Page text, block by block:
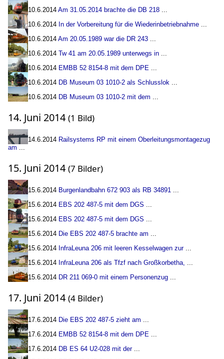
10.6.2014 Am 31.05.2014 brachte die DB 218 ...
10.6.2014 In der Vorbereitung für die Wiederinbetriebnahme ...
10.6.2014 Am 20.05.1989 war die DR 243 ...
10.6.2014 Tw 41 am 20.05.1989 unterwegs in ...
10.6.2014 EMBB 52 8154-8 mit dem DPE ...
10.6.2014 DB Museum 03 1010-2 als Schlusslok ...
10.6.2014 DB Museum 03 1010-2 mit dem ...
14. Juni 2014 (1 Bild)
14.6.2014 Railsystems RP mit einem Oberleitungsmontagezug
am ...
15. Juni 2014 (7 Bilder)
15.6.2014 Burgenlandbahn 672 903 als RB 34891 ...
15.6.2014 EBS 202 487-5 mit dem DGS ...
15.6.2014 EBS 202 487-5 mit dem DGS ...
15.6.2014 Die EBS 202 487-5 brachte am ...
15.6.2014 InfraLeuna 206 mit leeren Kesselwagen zur...
15.6.2014 InfraLeuna 206 als Tfzf nach Großkorbetha, ...
15.6.2014 DR 211 069-0 mit einem Personenzug ...
17. Juni 2014 (4 Bilder)
17.6.2014 Die EBS 202 487-5 zieht am ...
17.6.2014 EMBB 52 8154-8 mit dem DPE ...
17.6.2014 DB ES 64 U2-028 mit der...